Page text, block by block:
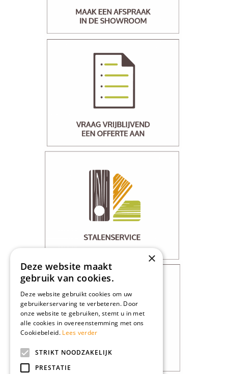
×
Deze website maakt
gebruik van cookies.
Deze website gebruikt cookies om uw
gebruikerservaring te verbeteren. Door
onze website te gebruiken, stemt u in met
alle cookies in overeenstemming met ons
Cookiebeleid. Lees verder
STRIKT NOODZAKELIJK
PRESTATIE